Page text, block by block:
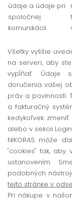
údaje a údaje pri
spoločnej
komunikácií
Všetky vyššie
na serveri, aby
vypĺňať. Údaje
doručenia vašej
práv a povinností.
a fakturačný
kedykoľvek
alebo v sekcii
NIKORAS môže
"cookies" tak, aby
ustanovením
podobných
tejto stránke v
Pri nákupe v